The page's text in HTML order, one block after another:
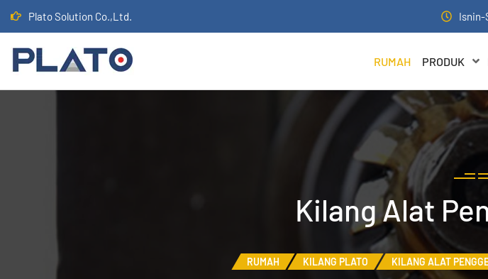
Plato Solution Co.,Ltd. Isnin-
RUMAH PRODUK
Kilang Alat
RUMAH KILANG PLATO KILANG ALAT